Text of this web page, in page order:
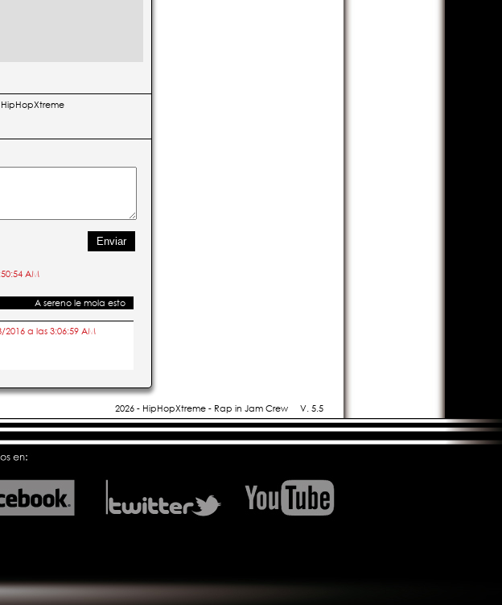
AM
Aserenole mola esto
2016 a las 3:06:59 AM
V. 5.5
2026 - HipHopXtreme - Rap in Jam Crew